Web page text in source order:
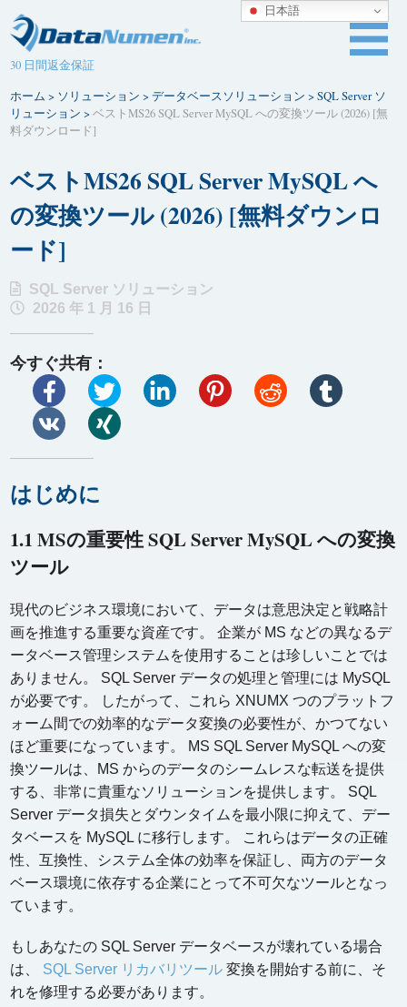
30 日間返金保証
ホーム > ソリューション >データベースソリューション >SQL Server ソ
リューション >ベストMS26 SQL Server MySQL への変換ツール (2026) [無
料ダウンロード]
ベストMS26 SQL Server MySQL へ
の変換ツール (2026) [無料ダウンロ
ード]
SQL Server ソリューション
2026 年 1 月 16 日
今すぐ共有：
はじめに
1.1 MSの重要性 SQL Server MySQL への変換
ツール
現代のビジネス環境において、データは意思決定と戦略計
画を推進する重要な資産です。 企業が MS などの異なるデ
ータベース管理システムを使用することは珍しいことでは
ありません。 SQL Server データの処理と管理には MySQL
が必要です。 したがって、これら XNUMX つのプラットフ
ォーム間での効率的なデータ変換の必要性が、かつてない
ほど重要になっています。 MS SQL Server MySQL への変
換ツールは、MS からのデータのシームレスな転送を提供
する、非常に貴重なソリューションを提供します。 SQL
Server データ損失とダウンタイムを最小限に抑えて、デー
タベースを MySQL に移行します。 これらはデータの正確
性、互換性、システム全体の効率を保証し、両方のデータ
ベース環境に依存する企業にとって不可欠なツールとなっ
ています。
もしあなたの SQL Server データベースが壊れている場合
は、 SQL Server リカバリツール 変換を開始する前に、そ
れを修理する必要があります。
日本語